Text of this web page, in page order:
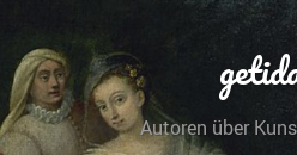
Autoren über